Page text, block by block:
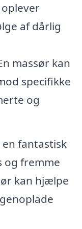
af dårlig
massør kan
specifikke
og
en fantastisk
og fremme
kan hjælpe